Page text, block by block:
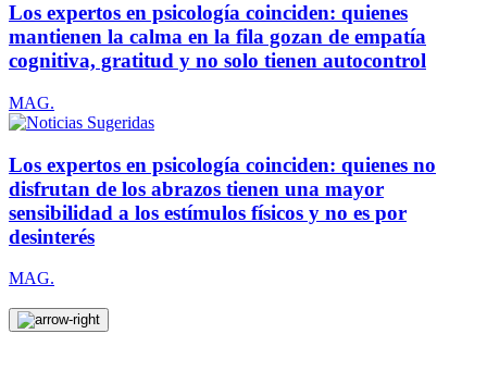
Los expertos en psicología coinciden: quienes
mantienen la calma en la fila gozan de empatía
cognitiva, gratitud y no solo tienen autocontrol
MAG.
Los expertos en psicología coinciden: quienes no
disfrutan de los abrazos tienen una mayor
sensibilidad a los estímulos físicos y no es por
desinterés
MAG.